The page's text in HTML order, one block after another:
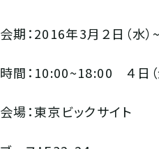
会期：2016年3月２日（水）~
時間：10:00~18:00 ４日
会場：東京ビックサイト